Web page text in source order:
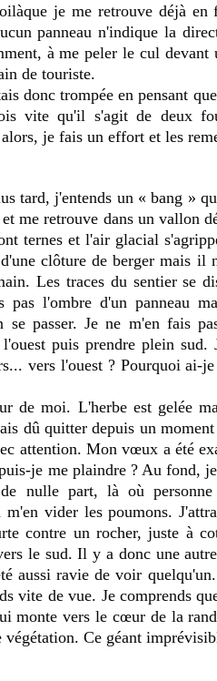
je me retrouve déjà en
panneau n'indique la
à me peler le cul devant
de touriste.
donc trompée en pensant
vite qu'il s'agit de deux
je fais un effort et les
me retrouve dans un vallon
ternes et l'air glacial
clôture de berger mais il
Les traces du sentier se
pas l'ombre d'un panneau
se passer. Je ne m'en fais
puis prendre plein sud.
vers l'ouest ? Pourquoi ai-
de moi. L'herbe est gelée
dû quitter depuis un
attention. Mon vœux a été
je me plaindre ? Au fond,
nulle part, là où
vider les poumons.
contre un rocher, juste à
le sud. Il y a donc une
aussi ravie de voir
vite de vue. Je comprends
monte vers le cœur de la
végétation. Ce géant